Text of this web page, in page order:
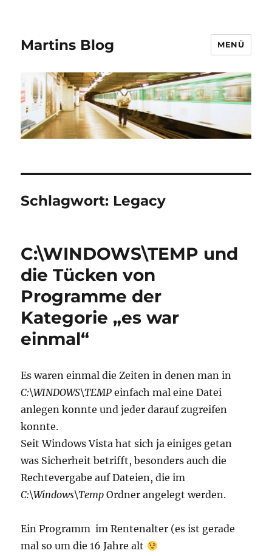
Martins Blog MENÜ
Schlagwort: Legacy
C:\WINDOWS\TEMP und
die Tücken von
Programme der
Kategorie „es war
einmal“
Es waren einmal die Zeiten in denen man in
C:\WINDOWS\TEMP einfach mal eine Datei
anlegen konnte und jeder darauf zugreifen
konnte.
Seit Windows Vista hat sich ja einiges getan
was Sicherheit betrifft, besonders auch die
Rechtevergabe auf Dateien, die im
C:\Windows\TempOrdner angelegt werden.
Ein Programm im Rentenalter (es ist gerade
mal so um die 16 Jahre alt